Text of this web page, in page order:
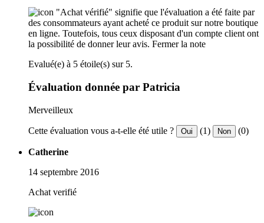
"Achat vérifié" signifie que l'évaluation a été faite par
des consommateurs ayant acheté ce produit sur notre boutique
en ligne. Toutefois, tous ceux disposant d'un compte client ont
la possibilité de donner leur avis. Fermer la note
Evalué(e) à 5 étoile(s) sur 5.
Évaluation donnée par Patricia
Merveilleux
Cette évaluation vous a-t-elle été utile ? Oui (1) Non (0)
Catherine
14 septembre 2016
Achat verifié